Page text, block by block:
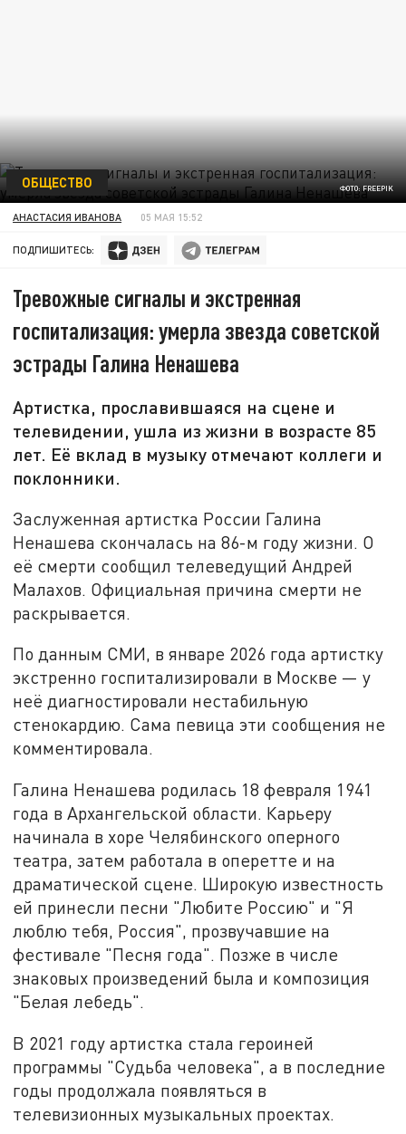
ФОТО: FREEPIK
ОБЩЕСТВО
АНАСТАСИЯ ИВАНОВА 05 МАЯ 15:52
ПОДПИШИТЕСЬ:
Тревожные сигналы и экстренная
госпитализация: умерла звезда советской
эстрады Галина Ненашева
Артистка, прославившаяся на сцене и
телевидении, ушла из жизни в возрасте 85
лет. Её вклад в музыку отмечают коллеги и
поклонники.
Заслуженная артистка России Галина
Ненашева скончалась на 86-м году жизни. О
её смерти сообщил телеведущий Андрей
Малахов. Официальная причина смерти не
раскрывается.
По данным СМИ, в январе 2026 года артистку
экстренно госпитализировали в Москве — у
неё диагностировали нестабильную
стенокардию. Сама певица эти сообщения не
комментировала.
Галина Ненашева родилась 18 февраля 1941
года в Архангельской области. Карьеру
начинала в хоре Челябинского оперного
театра, затем работала в оперетте и на
драматической сцене. Широкую известность
ей принесли песни "Любите Россию" и "Я
люблю тебя, Россия", прозвучавшие на
фестивале "Песня года". Позже в числе
знаковых произведений была и композиция
"Белая лебедь".
В 2021 году артистка стала героиней
программы "Судьба человека", а в последние
годы продолжала появляться в
телевизионных музыкальных проектах.